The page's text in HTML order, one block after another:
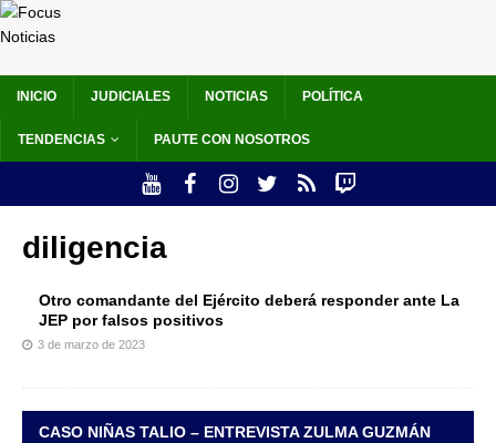
INICIO JUDICIALES NOTICIAS POLÍTICA
TENDENCIAS PAUTE CON NOSOTROS
diligencia
Otro comandante del Ejército deberá responder ante La
JEP por falsos positivos
3 de marzo de 2023
CASO NIÑAS TALIO – ENTREVISTA ZULMA GUZMÁN